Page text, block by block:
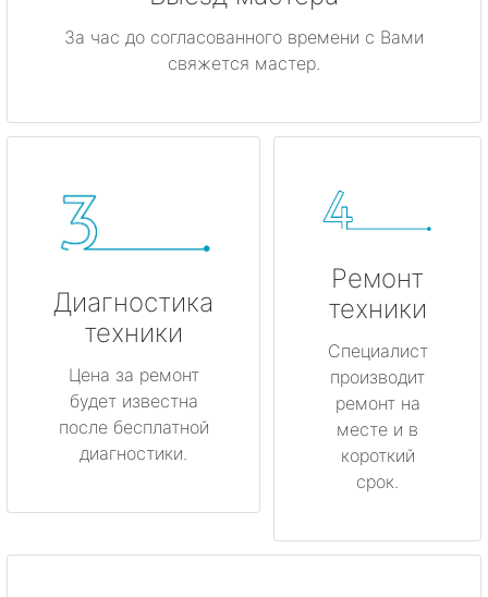
метро Калужская
метро Домодедовская
метро Крылатское
метро Лубянка
метро Котельники
метро Коньково
метро Менделеевская
метро Красногвардейская
метро Мякинино
За час до согласованного времени с Вами
свяжется мастер.
Диагностика
техники
Цена за ремонт
будет известна
после бесплатной
диагностики.
Ремонт
техники
Специалист
производит
ремонт на
месте и в
короткий
срок.